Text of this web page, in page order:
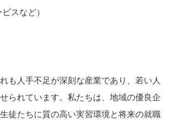
スなど）
も人手不足が深刻な産業であり、若い人
られています。私たちは、地域の優良企
徒たちに質の高い実習環境と将来の就職